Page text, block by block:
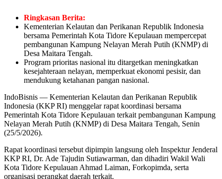
Ringkasan Berita:
Kementerian Kelautan dan Perikanan Republik Indonesia
bersama Pemerintah Kota Tidore Kepulauan mempercepat
pembangunan Kampung Nelayan Merah Putih (KNMP) di
Desa Maitara Tengah.
Program prioritas nasional itu ditargetkan meningkatkan
kesejahteraan nelayan, memperkuat ekonomi pesisir, dan
mendukung ketahanan pangan nasional.
IndoBisnis — Kementerian Kelautan dan Perikanan Republik
Indonesia (KKP RI) menggelar rapat koordinasi bersama
Pemerintah Kota Tidore Kepulauan terkait pembangunan Kampung
Nelayan Merah Putih (KNMP) di Desa Maitara Tengah, Senin
(25/5/2026).
Rapat koordinasi tersebut dipimpin langsung oleh Inspektur Jenderal
KKP RI, Dr. Ade Tajudin Sutiawarman, dan dihadiri Wakil Wali
Kota Tidore Kepulauan Ahmad Laiman, Forkopimda, serta
organisasi perangkat daerah terkait.